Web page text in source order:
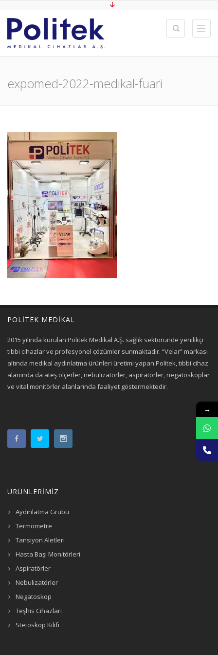
expomed-2022-medikal-fuari
POLİTEK MEDİKAL
2015 yılında kurulan Politek Medikal A.Ş. sağlık sektöründe yenilikçi
tıbbi cihazlar ve profesyonel çözümler sunmaktadır. “Velar” markası
altında medikal aydınlatma ürünleri üretimi yapan Politek, tıbbi cihaz
alanında da ateş ölçerler, nebulizatörler, aspiratörler, negatoskoplar
ve vital monitörler alanlarında faaliyet göstermektedir.
ÜRÜNLERİMİZ
Aydınlatma Grubu
Termometre
Tansiyon Aletleri
Hasta Başı Monitörleri
Aspiratörler
Nebulizatörler
Negatoskop
Teşhis Cihazları
Stetoskop Kılıfı
→